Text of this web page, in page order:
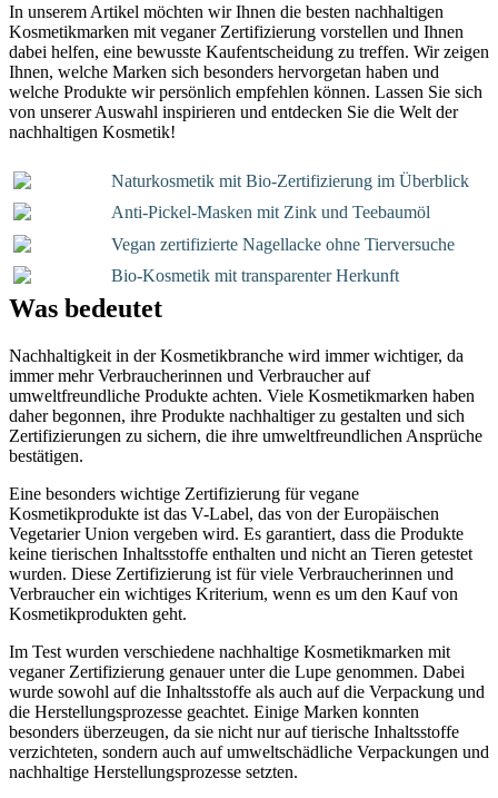
In unserem Artikel möchten wir Ihnen die besten nachhaltigen
Kosmetikmarken mit veganer Zertifizierung vorstellen und Ihnen
dabei helfen, eine bewusste Kaufentscheidung zu treffen. Wir zeigen
Ihnen, welche Marken sich besonders hervorgetan haben und
welche Produkte wir persönlich empfehlen können. Lassen Sie sich
von unserer Auswahl inspirieren und entdecken Sie die Welt der
nachhaltigen Kosmetik!
Naturkosmetik mit Bio-Zertifizierung im Überblick
Anti-Pickel-Masken mit Zink und Teebaumöl
Vegan zertifizierte Nagellacke ohne Tierversuche
Bio-Kosmetik mit transparenter Herkunft
Was bedeutet
Nachhaltigkeit in der Kosmetikbranche wird immer wichtiger, da
immer mehr Verbraucherinnen und Verbraucher auf
umweltfreundliche Produkte achten. Viele Kosmetikmarken haben
daher begonnen, ihre Produkte nachhaltiger zu gestalten und sich
Zertifizierungen zu sichern, die ihre umweltfreundlichen Ansprüche
bestätigen.
Eine besonders wichtige Zertifizierung für vegane
Kosmetikprodukte ist das V-Label, das von der Europäischen
Vegetarier Union vergeben wird. Es garantiert, dass die Produkte
keine tierischen Inhaltsstoffe enthalten und nicht an Tieren getestet
wurden. Diese Zertifizierung ist für viele Verbraucherinnen und
Verbraucher ein wichtiges Kriterium, wenn es um den Kauf von
Kosmetikprodukten geht.
Im Test wurden verschiedene nachhaltige Kosmetikmarken mit
veganer Zertifizierung genauer unter die Lupe genommen. Dabei
wurde sowohl auf die Inhaltsstoffe als auch auf die Verpackung und
die Herstellungsprozesse geachtet. Einige Marken konnten
besonders überzeugen, da sie nicht nur auf tierische Inhaltsstoffe
verzichteten, sondern auch auf umweltschädliche Verpackungen und
nachhaltige Herstellungsprozesse setzten.